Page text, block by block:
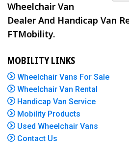
Wheelchair Van
Dealer And Handicap Van
FTMobility.
MOBILITY LINKS
Wheelchair Vans For Sale
Wheelchair Van Rental
Handicap Van Service
Mobility Products
Used Wheelchair Vans
Contact Us